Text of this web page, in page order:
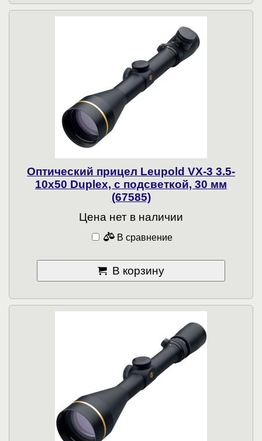
Оптический прицел Leupold VX-3 3.5-
10x50 Duplex, с подсветкой, 30 мм
(67585)
Цена нет в наличии
В сравнение
В корзину